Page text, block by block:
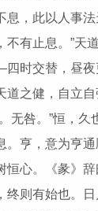
息，此以人事
不有止息。”天
时交替，昼夜
道之健，自立自
无咎。”恒，久
。亨，意为亨
恒心。《彖》
终则有始也。